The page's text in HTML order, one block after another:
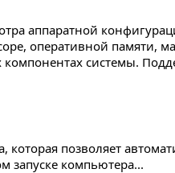
аппаратной
оперативной памяти,
компонентах системы.
которая позволяет
запуске компьютера...